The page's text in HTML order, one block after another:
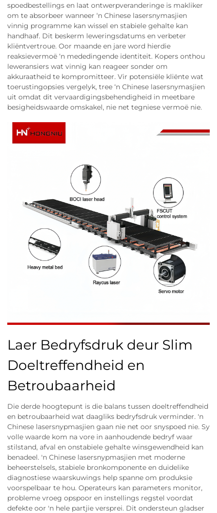
spoedbestellings en laat ontwerpveranderinge is makliker
om te absorbeer wanneer ‘n Chinese lasersnymasjien
vinnig programme kan wissel en stabiele gehalte kan
handhaaf. Dit beskerm leweringsdatums en verbeter
kliëntvertroue. Oor maande en jare word hierdie
reaksievermoë ‘n mededingende identiteit. Kopers onthou
leweransiers wat vinnig kan reageer sonder om
akkuraatheid te kompromitteer. Vir potensiële kliënte wat
toerustingopsies vergelyk, tree ‘n Chinese lasersnymasjien
uit omdat dit vervaardigingsbehendigheid in meetbare
besigheidswaarde omskakel, nie net tegniese vermoë nie.
Laer Bedryfsdruk deur Slim
Doeltreffendheid en
Betroubaarheid
Die derde hoogtepunt is die balans tussen doeltreffendheid
en betroubaarheid wat daagliks bedryfsdruk verminder. 'n
Chinese lasersnypmasjien gaan nie net oor snyspoed nie. Sy
volle waarde kom na vore in aanhoudende bedryf waar
stilstand, afval en onstabiele gehalte winsgewendheid kan
benadeel. 'n Chinese lasersnypmasjien met moderne
beheerstelsels, stabiele bronkomponente en duidelike
diagnostiese waarskuwings help spanne om produksie
voorspelbaar te hou. Operateurs kan parameters monitor,
probleme vroeg opspoor en instellings regstel voordat
defekte oor 'n hele partjie versprei. Dit ondersteun gladser